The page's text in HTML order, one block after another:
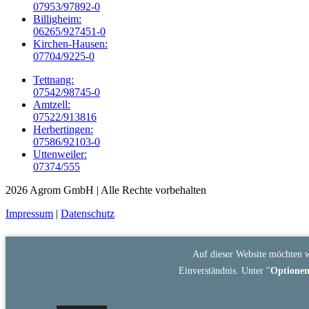
07953/97892-0
Billigheim:
06265/927451-0
Kirchen-Hausen:
07704/9225-0
Tettnang:
07542/98745-0
Amtzell:
07522/913816
Herbertingen:
07586/92103-0
Uttenweiler:
07374/555
2026 Agrom GmbH | Alle Rechte vorbehalten
Impressum | Datenschutz
Auf dieser Website möchten
Einverständnis. Unter "